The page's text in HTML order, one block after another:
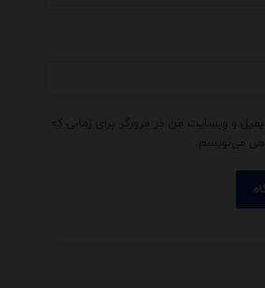
و وبسایت من در مرورگر برای زمانی که
می‌نویسم.